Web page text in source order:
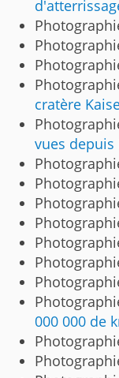
cratère
vues depuis
000 000 de